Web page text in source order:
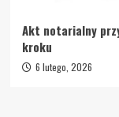
Akt notarialny
kroku
6 lutego, 2026